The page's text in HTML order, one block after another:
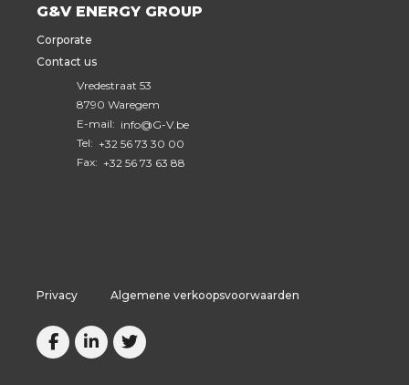
G&V ENERGY GROUP
Corporate
Contact us
Vredestraat 53
8790 Waregem
E-mail: info@G-V.be
Tel: +32 56 73 30 00
Fax: +32 56 73 63 88
Privacy Algemene verkoopsvoorwaarden